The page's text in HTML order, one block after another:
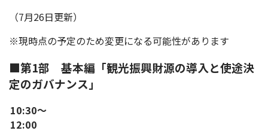
（7月26日更新）
※現時点の予定のため変更になる可能性があります
■第1部 基本編「観光振興財源の導入と使途決
定のガバナンス」
10:30～
12:00